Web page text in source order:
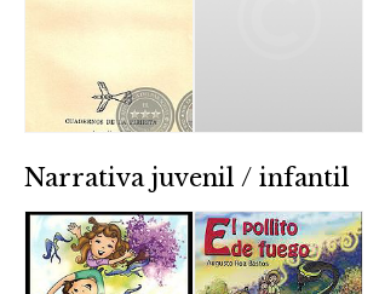
Narrativa juvenil / infantil